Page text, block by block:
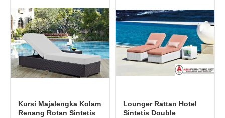
Kursi Majalengka Kolam
Renang Rotan Sintetis
Lounger Rattan Hotel
Sintetis Double